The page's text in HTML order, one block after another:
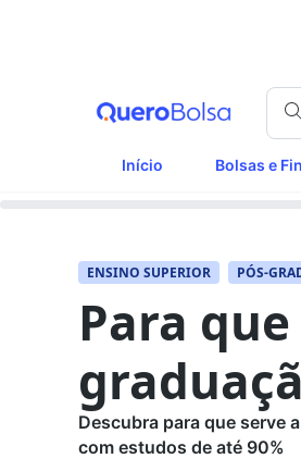
Início Bolsas e
ENSINO SUPERIOR PÓS-
Para
Descubra para que serve
com estudos de até 90%